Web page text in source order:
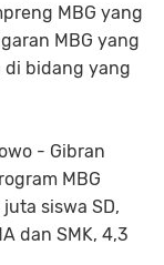
MBG yang
MBG yang
di bidang yang
- Gibran
MBG
siswa SD,
dan SMK, 4,3